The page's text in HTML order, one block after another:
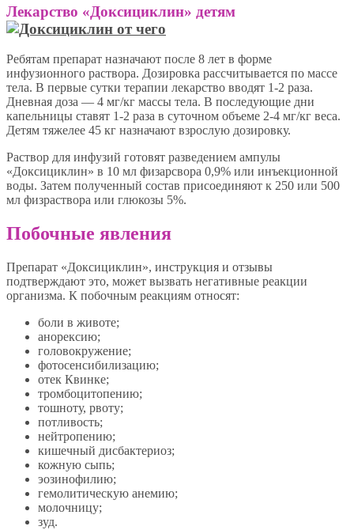
Лекарство «Доксициклин» детям
Ребятам препарат назначают после 8 лет в форме
инфузионного раствора. Дозировка рассчитывается по массе
тела. В первые сутки терапии лекарство вводят 1-2 раза.
Дневная доза — 4 мг/кг массы тела. В последующие дни
капельницы ставят 1-2 раза в суточном объеме 2-4 мг/кг веса.
Детям тяжелее 45 кг назначают взрослую дозировку.
Раствор для инфузий готовят разведением ампулы
«Доксициклин» в 10 мл физарсвора 0,9% или инъекционной
воды. Затем полученный состав присоединяют к 250 или 500
мл физраствора или глюкозы 5%.
Побочные явления
Препарат «Доксициклин», инструкция и отзывы
подтверждают это, может вызвать негативные реакции
организма. К побочным реакциям относят:
боли в животе;
анорексию;
головокружение;
фотосенсибилизацию;
отек Квинке;
тромбоцитопению;
тошноту, рвоту;
потливость;
нейтропению;
кишечный дисбактериоз;
кожную сыпь;
эозинофилию;
гемолитическую анемию;
молочницу;
зуд.